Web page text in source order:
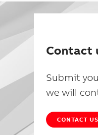
Contact
Submit
we will
CONTACT US